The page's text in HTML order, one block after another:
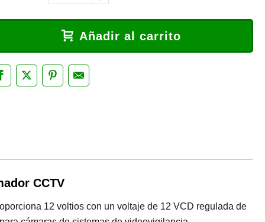
Añadir al carrito
CCTV
12 voltios con un voltaje de 12 VCD regulada de